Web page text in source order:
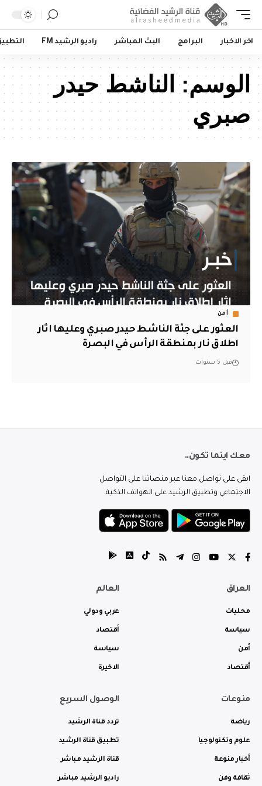
اخر الاخبار البرامج البث المباشر راديو الرشيد FM
الوسم: الناشط حيدر
صبري
أمن
العثور على جثة الناشط حيدر صبري وعليها اثار
اطلاق نار بمنطقة الرأس في البصرة
قبل 5 سنوات
معك اينما تكون..
ابقى على تواصل معنا عبر منصاتنا على التواصل
الاجتماعي وتطبيق الرشيد على الهواتف الذكية.
العراق
محليات
سياسة
أمن
أقتصاد
العالم
عربي ودولي
أقتصاد
سياسة
الاخيرة
منوعات
رياضة
علوم وتكنولوجيا
أخبار منوعة
ثقافة وفن
الوصول السريع
تردد قناة الرشيد
تطبيق قناة الرشيد
قناة الرشيد مباشر
راديو الرشيد مباشر